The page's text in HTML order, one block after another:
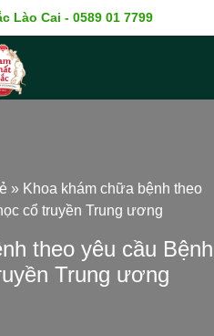
Lào Cai - 0589 01 7799
» Khoa khám chữa bệnh theo
cổ truyền Trung ương
theo yêu cầu Bệnh
Trung ương